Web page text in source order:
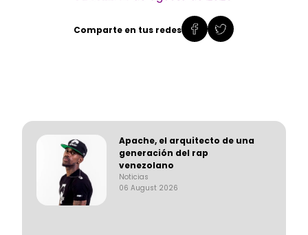
Apache, el arquitecto de una
generación del rap
venezolano
Noticias
06 August 2026
Comparte en tus redes